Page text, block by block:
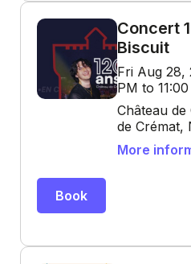
Concert
Biscuit
Fri Aug 28,
PM to
Château de
de Crémat,
More
Book